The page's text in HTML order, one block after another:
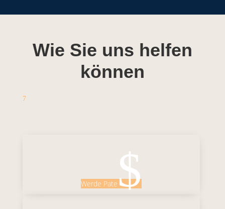
Wie Sie uns helfen
können
7
Werde Pate$